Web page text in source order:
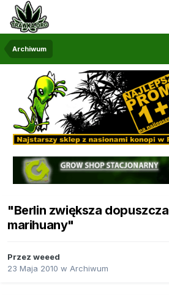
Archiwum
"Berlin zwiększa
marihuany"
Przez weeed
23 Maja 2010 w Archiwum